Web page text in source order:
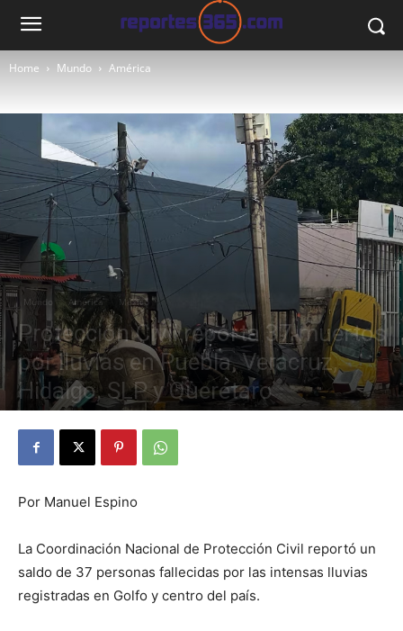
Home Mundo América
Mundo América México
Protección Civil reporta 37 muertos
por lluvias en Puebla, Veracruz,
Hidalgo, SLP y Querétaro
Por Manuel Espino
La Coordinación Nacional de Protección Civil reportó un
saldo de 37 personas fallecidas por las intensas lluvias
registradas en Golfo y centro del país.